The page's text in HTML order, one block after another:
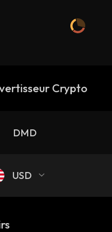
Crypto
DMD
USD